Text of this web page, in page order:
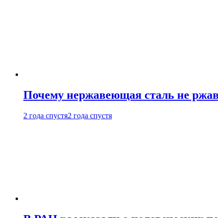
Почему нержавеющая сталь не
2 года спустя2 года спустя